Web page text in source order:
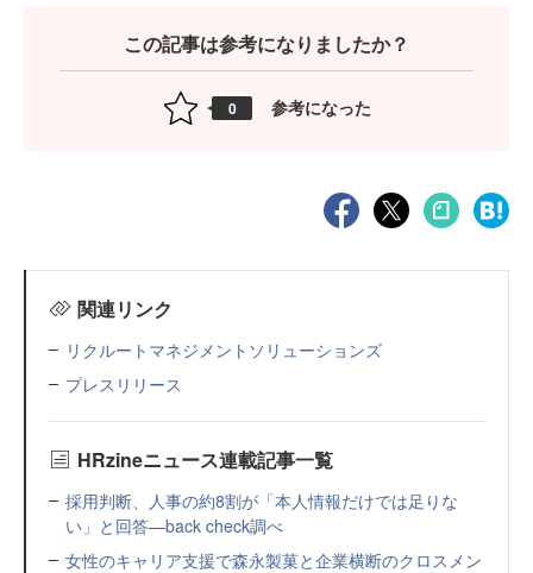
この記事は参考になりましたか？
0 参考になった
関連リンク
リクルートマネジメントソリューションズ
プレスリリース
HRzineニュース連載記事一覧
採用判断、人事の約8割が「本人情報だけでは足りな
い」と回答—back check調べ
女性のキャリア支援で森永製菓と企業横断のクロスメン